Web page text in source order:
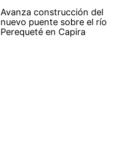
Avanza construcción del
nuevo puente sobre el río
Perequeté en Capira